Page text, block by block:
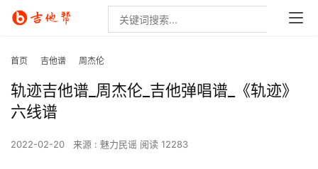
首页 吉他谱 周杰伦
轨迹吉他谱_周杰伦_吉他弹唱谱_《轨迹》
六线谱
2022-02-20 来源 : 魅力民谣 阅读 12283